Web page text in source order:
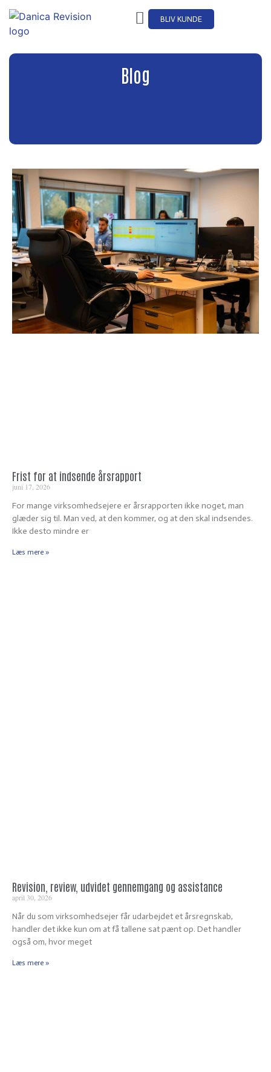
BLIV KUNDE
Blog
Frist for at indsende årsrapport
juni 17, 2026
For mange virksomhedsejere er årsrapporten ikke noget, man
glæder sig til. Man ved, at den kommer, og at den skal indsendes.
Ikke desto mindre er
Læs mere »
Revision, review, udvidet gennemgang og assistance
april 30, 2026
Når du som virksomhedsejer får udarbejdet et årsregnskab,
handler det ikke kun om at få tallene sat pænt op. Det handler
også om, hvor meget
Læs mere »